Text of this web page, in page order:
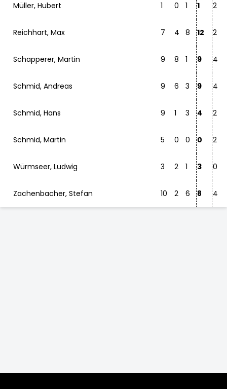
Müller, Hubert 1 0 1 1 2
Reichhart, Max 7 4 8 12 2
Schapperer, Martin 9 8 1 9 4
Schmid, Andreas 9 6 3 9 4
Schmid, Hans 9 1 3 4 2
Schmid, Martin 5 0 0 0 2
Würmseer, Ludwig 3 2 1 3 0
Zachenbacher, Stefan 10 2 6 8 4